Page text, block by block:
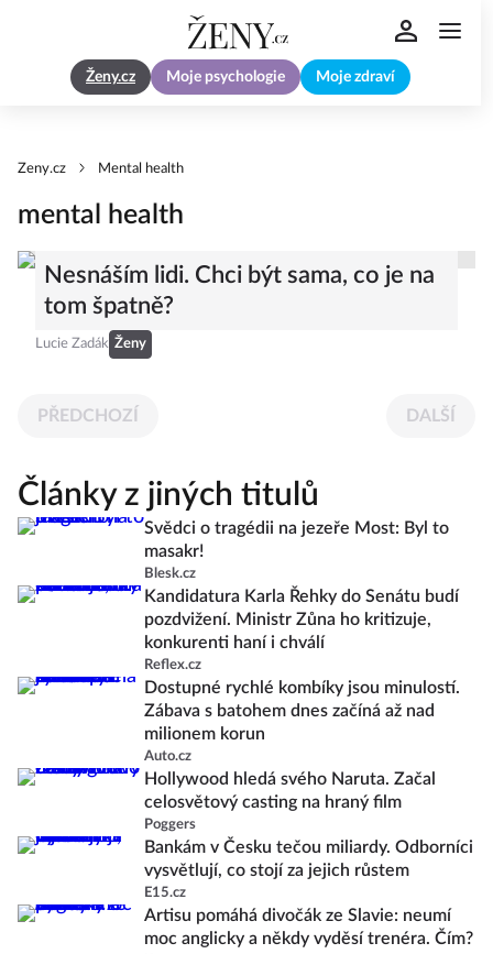
Ženy.cz Moje psychologie Moje zdraví
Zeny.cz Mental health
mental health
Nesnáším lidi. Chci být sama, co je na
tom špatně?
Lucie Zadák Ženy
PŘEDCHOZÍ DALŠÍ
Články z jiných titulů
Svědci o tragédii na jezeře Most: Byl to
masakr!
Blesk.cz
Kandidatura Karla Řehky do Senátu budí
pozdvižení. Ministr Zůna ho kritizuje,
konkurenti haní i chválí
Reflex.cz
Dostupné rychlé kombíky jsou minulostí.
Zábava s batohem dnes začíná až nad
milionem korun
Auto.cz
Hollywood hledá svého Naruta. Začal
celosvětový casting na hraný film
Poggers
Bankám v Česku tečou miliardy. Odborníci
vysvětlují, co stojí za jejich růstem
E15.cz
Artisu pomáhá divočák ze Slavie: neumí
moc anglicky a někdy vyděsí trenéra. Čím?